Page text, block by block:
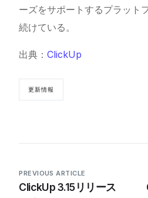
ーズをサポートするプラット
続けている。
出典：ClickUp
更新情報
PREVIOUS ARTICLE
ClickUp 3.15リリース